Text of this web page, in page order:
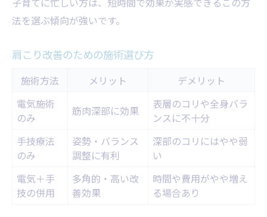
法を選ぶ傾向が強いです。
肩こり改善のための施術選び方
施術方法 メリット
デメリット
電気施術
のみ
筋肉深部に効果
表層のコリや全身バラ
ンスに不十分
手技療法
のみ
姿勢・バランス
調整に有利
深部のコリにはやや弱
い
電気＋手
技の併用
多角的・高い改
善効果
時間や費用がやや増え
る場合あり